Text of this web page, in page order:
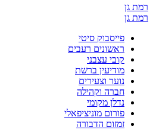
פייסבוק סיטי
ראשונים רעבים
קובי עצבני
מודיעין ברשת
נוער וצעירים
חברה וקהילה
נדלן מקומי
פורום מוניציפאלי
זמזום הדבורה